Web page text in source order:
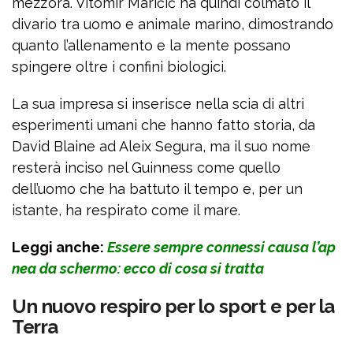
divario tra uomo e animale marino, dimostrando
quanto l’allenamento e la mente possano
spingere oltre i confini biologici.
La sua impresa si inserisce nella scia di altri
esperimenti umani che hanno fatto storia, da
David Blaine ad Aleix Segura, ma il suo nome
resterà inciso nel Guinness come quello
dell’uomo che ha battuto il tempo e, per un
istante, ha respirato come il mare.
Leggi anche: Essere sempre connessi causa l’ap
nea da schermo: ecco di cosa si tratta
Un nuovo respiro per lo sport e per la
Terra